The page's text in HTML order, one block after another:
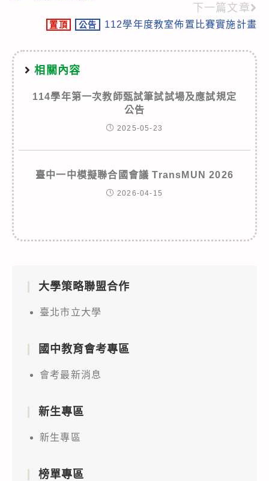
下一篇文章
置頂 公告 112學年度教室佈置比賽實施計畫
相關內容
114學年第一次教師甄試筆試試場及應試規定
公告
2025-05-23
臺中一中模擬聯合國會議 TransMUN 2026
2026-04-15
大學策略聯盟合作
臺北市立大學
國中教育會考專區
會考最新消息
新生專區
新生專區
榜單專區